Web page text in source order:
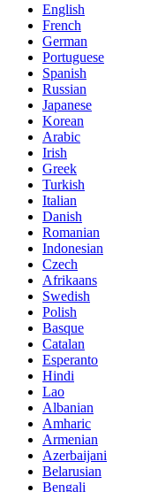
English
French
German
Portuguese
Spanish
Russian
Japanese
Korean
Arabic
Irish
Greek
Turkish
Italian
Danish
Romanian
Indonesian
Czech
Afrikaans
Swedish
Polish
Basque
Catalan
Esperanto
Hindi
Lao
Albanian
Amharic
Armenian
Azerbaijani
Belarusian
Bengali